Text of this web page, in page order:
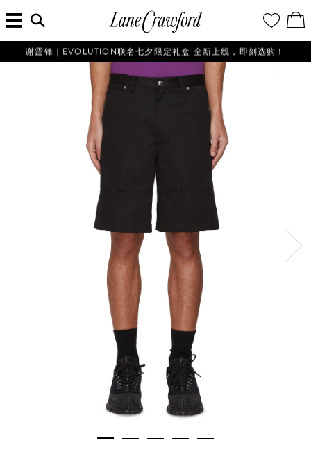
佛
探
索
你
的
时
尚
世
界
的
愿
望
清
单
看
／
修
购
单
入
搜
索
信
息...
谢霆锋｜EVOLUTION联名七夕限定礼盒 全新上线，即刻选购！